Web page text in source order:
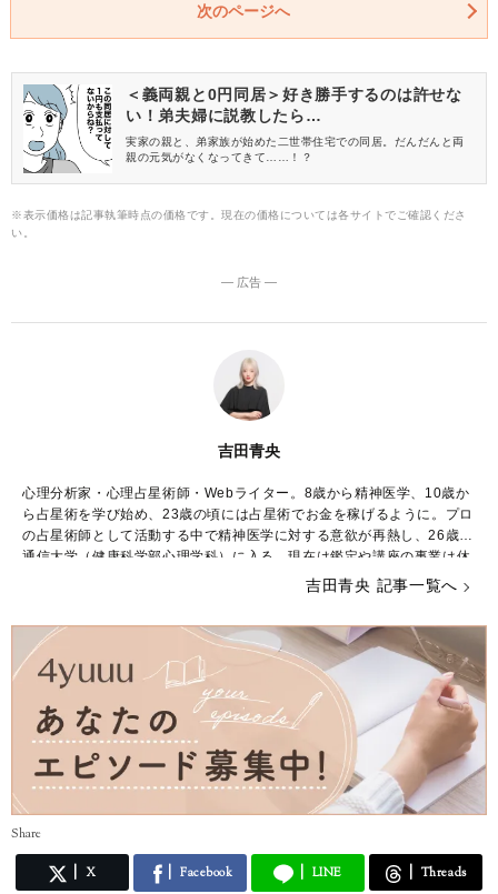
次のページへ
＜義両親と0円同居＞好き勝手するのは許せな
い！弟夫婦に説教したら…
実家の親と、弟家族が始めた二世帯住宅での同居。だんだんと両
親の元気がなくなってきて……！？
※表示価格は記事執筆時点の価格です。現在の価格については各サイトでご確認くださ
い。
― 広告 ―
吉田青央
心理分析家・心理占星術師・Webライター。8歳から精神医学、10歳か
ら占星術を学び始め、23歳の頃には占星術でお金を稼げるように。プロ
の占星術師として活動する中で精神医学に対する意欲が再熱し、26歳で
通信大学（健康科学部心理学科）に入る。現在は鑑定や講座の事業は休
止し、占星術や心理学に関するWebライターとして生計を立てながら学
吉田青央 記事一覧へ
Share
X Facebook LINE Threads